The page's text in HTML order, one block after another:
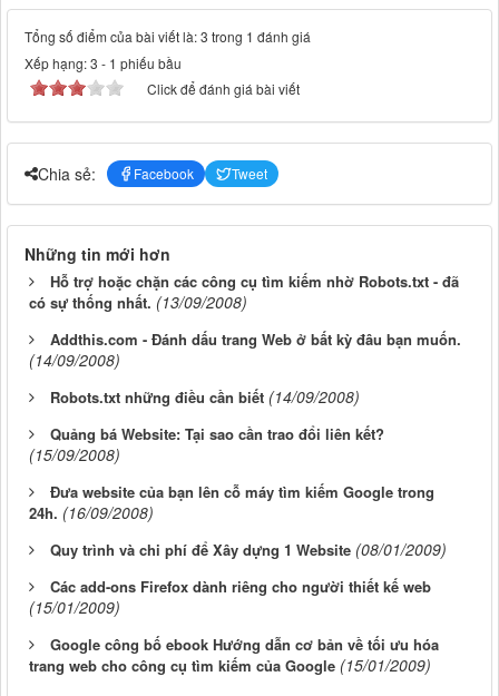
Tổng số điểm của bài viết là: 3 trong 1 đánh giá
Xếp hạng:3 - 1 phiếu bầu
Click để đánh giá bài viết
Chia sẻ: Facebook Tweet
Những tin mới hơn
Hỗ trợ hoặc chặn các công cụ tìm kiếm nhờ Robots.txt - đã
có sự thống nhất. (13/09/2008)
Addthis.com - Đánh dấu trang Web ở bất kỳ đâu bạn muốn.
(14/09/2008)
Robots.txt những điều cần biết (14/09/2008)
Quảng bá Website: Tại sao cần trao đổi liên kết?
(15/09/2008)
Đưa website của bạn lên cỗ máy tìm kiếm Google trong
24h. (16/09/2008)
Quy trình và chi phí để Xây dựng 1 Website (08/01/2009)
Các add-ons Firefox dành riêng cho người thiết kế web
(15/01/2009)
Google công bố ebook Hướng dẫn cơ bản về tối ưu hóa
trang web cho công cụ tìm kiếm của Google (15/01/2009)